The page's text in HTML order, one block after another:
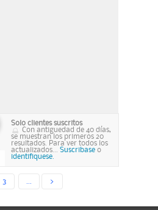
Solo clientes suscritos
Con antiguedad de 40 días,
se muestran los primeros 20
resultados. Para ver todos los
actualizados... Suscribase o
identifiquese.
3 >